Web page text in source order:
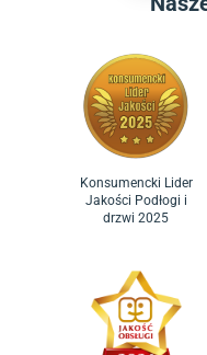
Konsumencki Lider
Jakości Podłogi i
drzwi 2025